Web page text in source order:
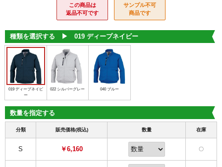
この商品は
返品不可です
サンプル不可
商品です
種類を選択する ▶︎ 019 ディープネイビー
019 ディープネイビ
ー
022 シルバーグレー 040 ブルー
数量を指定する
分類 販売価格(税込) 数量 在庫
S ￥6,160 〇